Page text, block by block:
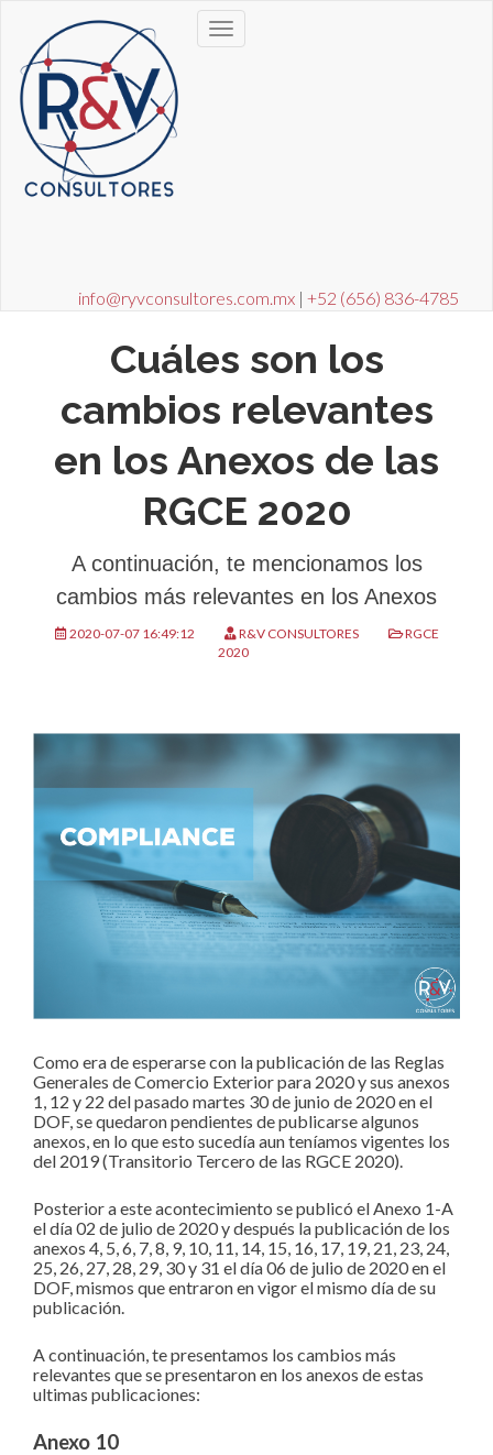
info@ryvconsultores.com.mx | +52 (656) 836-4785
Cuáles son los
cambios relevantes
en los Anexos de las
RGCE 2020
A continuación, te mencionamos los
cambios más relevantes en los Anexos
2020-07-07 16:49:12 R&V CONSULTORES
RGCE
2020
Como era de esperarse con la publicación de las Reglas
Generales de Comercio Exterior para 2020 y sus anexos
1, 12 y 22 del pasado martes 30 de junio de 2020 en el
DOF, se quedaron pendientes de publicarse algunos
anexos, en lo que esto sucedía aun teníamos vigentes los
del 2019 (Transitorio Tercero de las RGCE 2020).
Posterior a este acontecimiento se publicó el Anexo 1-A
el día 02 de julio de 2020 y después la publicación de los
anexos 4, 5, 6, 7, 8, 9, 10, 11, 14, 15, 16, 17, 19, 21, 23, 24,
25, 26, 27, 28, 29, 30 y 31 el día 06 de julio de 2020 en el
DOF, mismos que entraron en vigor el mismo día de su
publicación.
A continuación, te presentamos los cambios más
relevantes que se presentaron en los anexos de estas
ultimas publicaciones:
Anexo 10